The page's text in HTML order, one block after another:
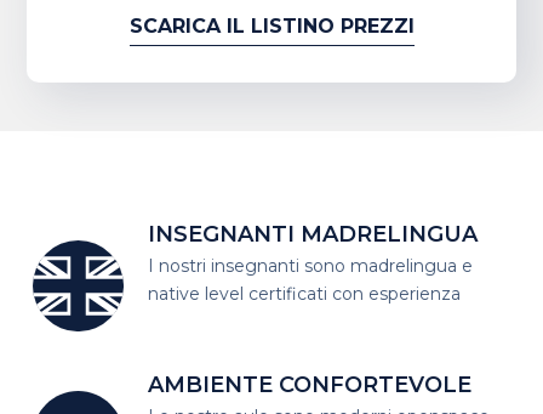
SCARICA IL LISTINO PREZZI
INSEGNANTI MADRELINGUA
I nostri insegnanti sono madrelingua e
native level certificati con esperienza
AMBIENTE CONFORTEVOLE